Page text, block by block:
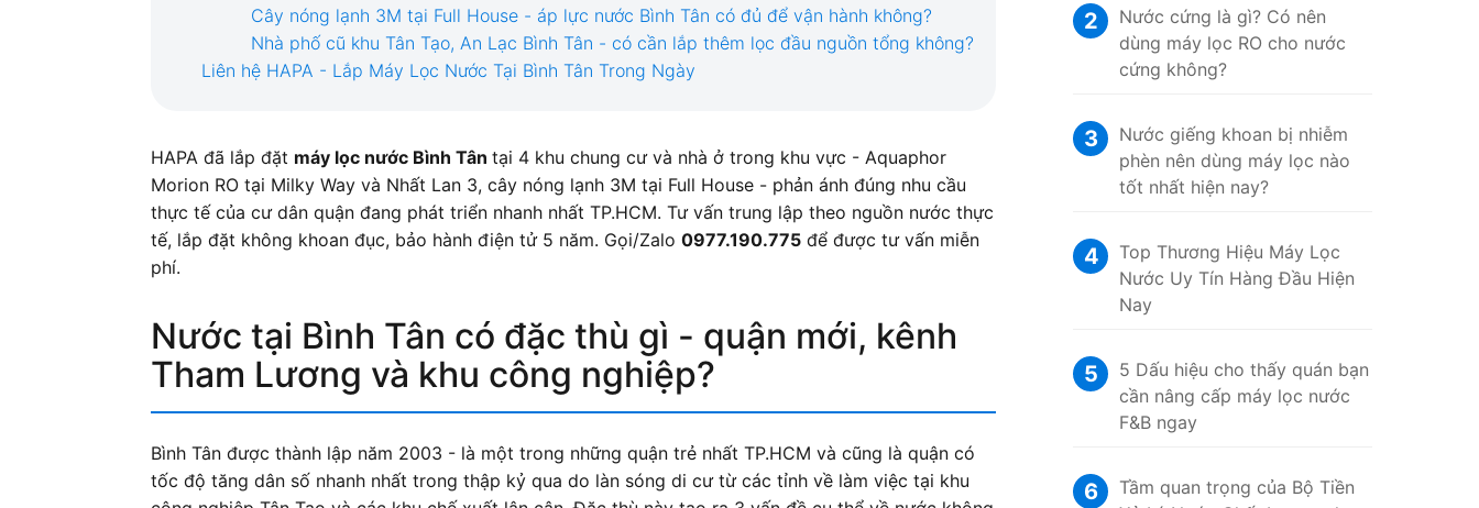
Cây nóng lạnh 3M tại Full House - áp lực nước Bình Tân có đủ để vận hành không?
Nhà phố cũ khu Tân Tạo, An Lạc Bình Tân - có cần lắp thêm lọc đầu nguồn tổng không?
Liên hệ HAPA - Lắp Máy Lọc Nước Tại Bình Tân Trong Ngày
HAPA đã lắp đặt máy lọc nước Bình Tân tại 4 khu chung cư và nhà ở trong khu vực - Aquaphor
Morion RO tại Milky Way và Nhất Lan 3, cây nóng lạnh 3M tại Full House - phản ánh đúng nhu cầu
thực tế của cư dân quận đang phát triển nhanh nhất TP.HCM. Tư vấn trung lập theo nguồn nước thực
tế, lắp đặt không khoan đục, bảo hành điện tử 5 năm. Gọi/Zalo 0977.190.775 để được tư vấn miễn
phí.
Nước tại Bình Tân có đặc thù gì - quận mới, kênh
Tham Lương và khu công nghiệp?
Bình Tân được thành lập năm 2003 - là một trong những quận trẻ nhất TP.HCM và cũng là quận có
tốc độ tăng dân số nhanh nhất trong thập kỷ qua do làn sóng di cư từ các tỉnh về làm việc tại khu
2
Nước cứng là gì? Có nên
dùng máy lọc RO cho nước
cứng không?
3
Nước giếng khoan bị nhiễm
phèn nên dùng máy lọc nào
tốt nhất hiện nay?
4
Top Thương Hiệu Máy Lọc
Nước Uy Tín Hàng Đầu Hiện
Nay
5
5 Dấu hiệu cho thấy quán bạn
cần nâng cấp máy lọc nước
F&B ngay
6
Tầm quan trọng của Bộ Tiền